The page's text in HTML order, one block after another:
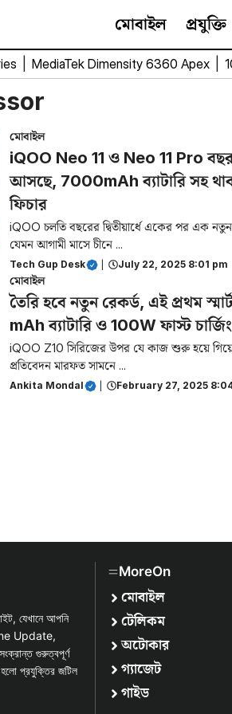
মোবাইল প্রযুক্তি
MediaTek Dimensity 6360 Apex
মোবাইল
iQOO Neo 11 ও Neo 11 Pro
আসছে, 7000mAh ব্যাটারি সহ
ফিচার
iQOO চলতি বছরের দ্বিতীয়ার্ধে একের পর এক
যেমন আগামী মাসে চীনে ...
Tech Gup Desk July 22, 2025 8:01 pm
মোবাইল
তৈরি হবে নতুন রেকর্ড, এই প্রথম
mAh ব্যাটারি ও 100W ফাস্ট চার্জিং
iQOO Z10 সিরিজের উপর যে কাজ শুরু হয়ে
প্রতিবেদন মারফত সামনে ...
Ankita Mondal February 27, 2025
যেখানে আপনি
Update,
গুরুত্বপূর্ণ
প্রযুক্তির জটিল
MoreOn
মোবাইল
টেলিকম
অটোকার
গ্যাজেট
গাইড